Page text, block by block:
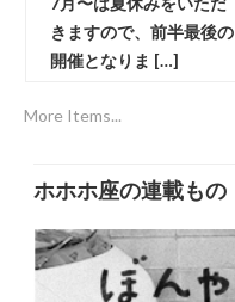
きますので、前半最後の
開催となりま […]
More Items...
ホホホ座の連載もの